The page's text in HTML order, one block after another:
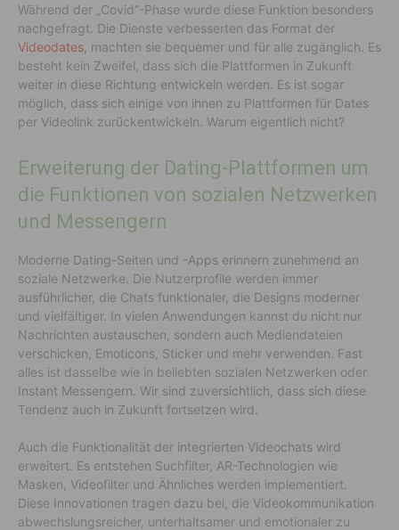
Während der „Covid“-Phase wurde diese Funktion besonders
nachgefragt. Die Dienste verbesserten das Format der
Videodates , machten sie bequemer und für alle zugänglich. Es
besteht kein Zweifel, dass sich die Plattformen in Zukunft
weiter in diese Richtung entwickeln werden. Es ist sogar
möglich, dass sich einige von ihnen zu Plattformen für Dates
per Videolink zurückentwickeln. Warum eigentlich nicht?
Erweiterung der Dating-Plattformen um
die Funktionen von sozialen Netzwerken
und Messengern
Moderne Dating-Seiten und -Apps erinnern zunehmend an
soziale Netzwerke. Die Nutzerprofile werden immer
ausführlicher, die Chats funktionaler, die Designs moderner
und vielfältiger. In vielen Anwendungen kannst du nicht nur
Nachrichten austauschen, sondern auch Mediendateien
verschicken, Emoticons, Sticker und mehr verwenden. Fast
alles ist dasselbe wie in beliebten sozialen Netzwerken oder
Instant Messengern. Wir sind zuversichtlich, dass sich diese
Tendenz auch in Zukunft fortsetzen wird.
Auch die Funktionalität der integrierten Videochats wird
erweitert. Es entstehen Suchfilter, AR-Technologien wie
Masken, Videofilter und Ähnliches werden implementiert.
Diese Innovationen tragen dazu bei, die Videokommunikation
abwechslungsreicher, unterhaltsamer und emotionaler zu